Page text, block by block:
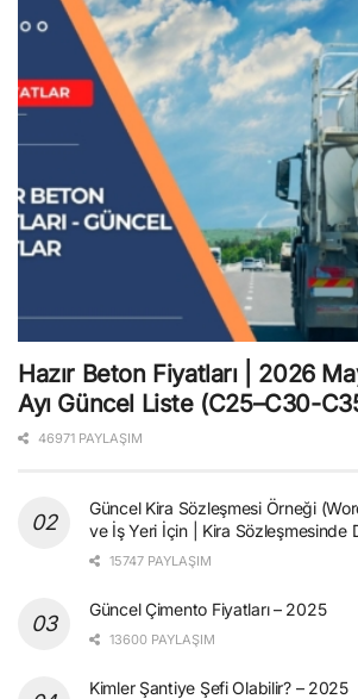
Hazır Beton Fiyatları | 2026
Ayı Güncel Liste (C25–C30-
46971 PAYLAŞIM
Güncel Kira Sözleşmesi Örneği
ve İş Yeri İçin | Kira Sözleşmesinde
15747 PAYLAŞIM
Güncel Çimento Fiyatları – 2025
13600 PAYLAŞIM
Kimler Şantiye Şefi Olabilir? – 2025